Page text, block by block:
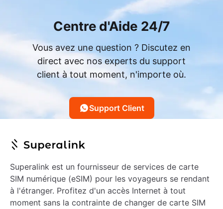
Centre d'Aide 24/7
Vous avez une question ? Discutez en
direct avec nos experts du support
client à tout moment, n'importe où.
Support Client
Superalink est un fournisseur de services de carte
SIM numérique (eSIM) pour les voyageurs se rendant
à l'étranger. Profitez d'un accès Internet à tout
moment sans la contrainte de changer de carte SIM